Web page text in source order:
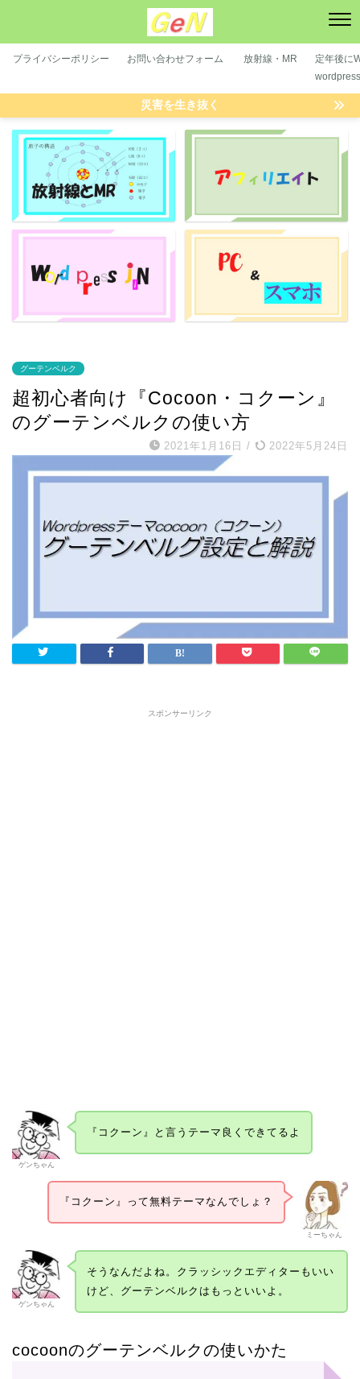
プライバシーポリシー お問い合わせフォーム 放射線・MR
定年後に
災害を生き抜く
グーテンベルク
超初心者向け『Cocoon・コクーン』
のグーテンベルクの使い方
2021年1月16日 / 2022年5月24日
スポンサーリンク
ゲンちゃん
『コクーン』と言うテーマ良くできてるよ
ミーちゃん
『コクーン』って無料テーマなんでしょ？
ゲンちゃん
そうなんだよね。クラッシックエディターもいい
けど、グーテンベルクはもっといいよ。
cocoonのグーテンベルクの使いかた